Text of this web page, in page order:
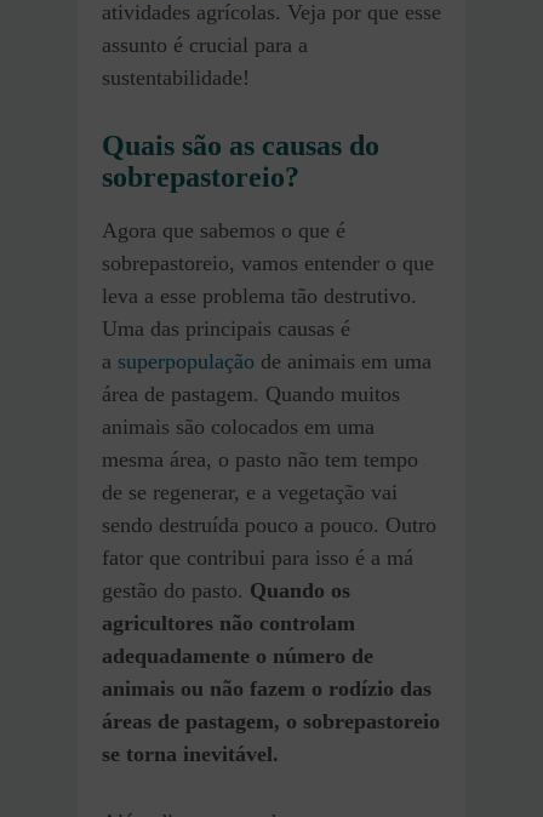
atividades agrícolas. Veja por que esse
assunto é crucial para a
sustentabilidade!
Quais são as causas do
sobrepastoreio?
Agora que sabemos o que é
sobrepastoreio, vamos entender o que
leva a esse problema tão destrutivo.
Uma das principais causas é
a superpopulação de animais em uma
área de pastagem. Quando muitos
animais são colocados em uma
mesma área, o pasto não tem tempo
de se regenerar, e a vegetação vai
sendo destruída pouco a pouco. Outro
fator que contribui para isso é a má
gestão do pasto. Quando os
agricultores não controlam
adequadamente o número de
animais ou não fazem o rodízio das
áreas de pastagem, o sobrepastoreio
se torna inevitável.